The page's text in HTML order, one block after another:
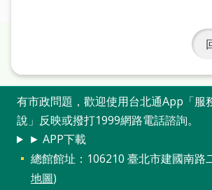
加
入
市
圖
有市政問題，歡迎使用台北通App「服
說」反映或撥打1999網路電話諮詢。
► APP下載
總館館址：106210 臺北市建國南路
地圖)